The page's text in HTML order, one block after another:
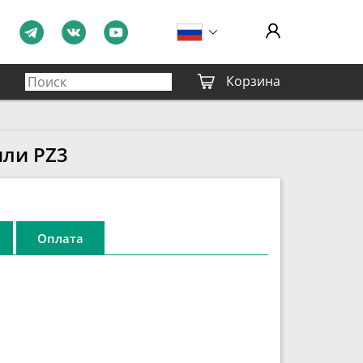
Корзина
PZ3
Оплата